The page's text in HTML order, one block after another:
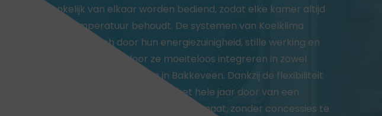
onafhankelijk van elkaar worden bediend, zodat elke kamer altijd
de ideale temperatuur behoudt. De systemen van Koelklima
onderscheiden zich door hun energiezuinigheid, stille werking en
elegante design, waardoor ze moeiteloos integreren in zowel
woningen als kleine kantoren in Bakkeveen. Dankzij de flexibiliteit
van een multi split airco geniet u het hele jaar door van een
comfortabel en aangenaam binnenklimaat, zonder concessies te